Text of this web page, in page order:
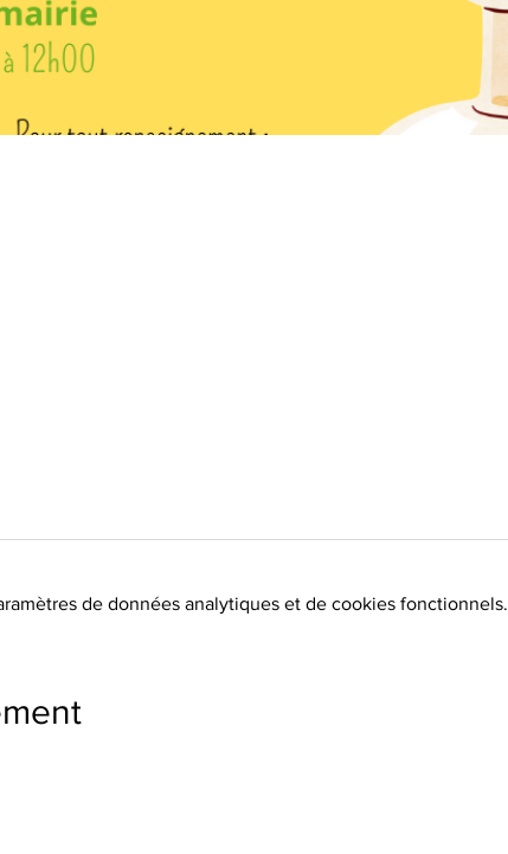
de données analytiques et de cookies fonctionnels.